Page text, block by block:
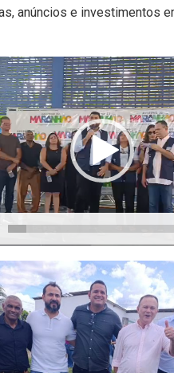
anúncios e investimentos